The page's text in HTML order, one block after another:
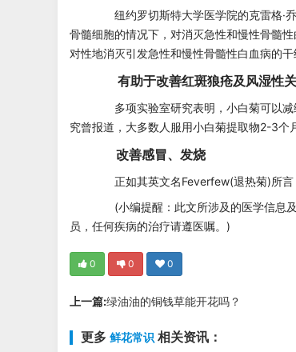
纽约罗切斯特大学医学院的克雷格·乔
骨髓细胞的情况下，对消灭急性和慢性骨髓
对性地消灭引发急性和慢性骨髓性白血病的
有助于改善红斑狼疮及风湿性
多项实验室研究表明，小白菊可以减
究曾报道，大多数人服用小白菊提取物2-3个
改善感冒、发烧
正如其英文名Feverfew(退热菊)所言
(小编提醒：此文所涉及的医学信息及
员，任何疾病的治疗请遵医嘱。)
0 0 0
上一篇:绿油油的铜钱草能开花吗？
更多 鲜花常识 相关资讯：